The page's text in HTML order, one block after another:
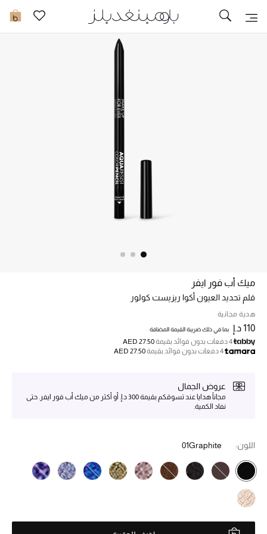
0 تخفيضات
خصم حتى 70%
تسوقوا الآن
ما وصلنا حديثاً
ما وصلنا حديثاً
النساء
الحقائب النسائية
أحذية النسائية
ميك أب فور ايفر
قلم تحديد العيون أكوا ريزيست كولور
هدية مجانية
110 د.إ بما في ذلك ضريبة القيمة المضافة
4 دفعات بدون فوائد بقيمة
AED 27.50
4 دفعات بدون فوائد بقيمة
AED 27.50
عروض الجمال
مجاناً هدايا عند تسوقكم بقيمة 300 د.إ. أو أكثر من ميك أب فور ايفر. حتى
نفاد الكمية.
اللون: 01Graphite